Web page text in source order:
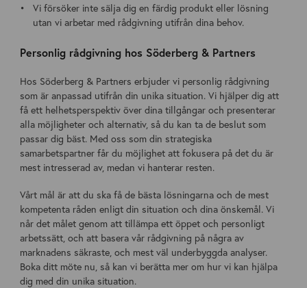
Vi försöker inte sälja dig en färdig produkt eller lösning
utan vi arbetar med rådgivning utifrån dina behov.
Personlig rådgivning hos Söderberg & Partners
Hos Söderberg & Partners erbjuder vi personlig rådgivning
som är anpassad utifrån din unika situation. Vi hjälper dig att
få ett helhetsperspektiv över dina tillgångar och presenterar
alla möjligheter och alternativ, så du kan ta de beslut som
passar dig bäst. Med oss som din strategiska
samarbetspartner får du möjlighet att fokusera på det du är
mest intresserad av, medan vi hanterar resten.
Vårt mål är att du ska få de bästa lösningarna och de mest
kompetenta råden enligt din situation och dina önskemål. Vi
når det målet genom att tillämpa ett öppet och personligt
arbetssätt, och att basera vår rådgivning på några av
marknadens säkraste, och mest väl underbyggda analyser.
Boka ditt möte nu, så kan vi berätta mer om hur vi kan hjälpa
dig med din unika situation.